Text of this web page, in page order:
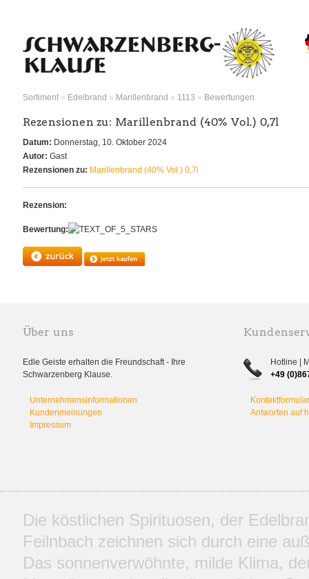
Sortiment » Edelbrand » Marillenbrand » 1113 » Bewertungen
Rezensionen zu: Marillenbrand (40% Vol.) 0,7l
Datum: Donnerstag, 10. Oktober 2024
Autor: Gast
Rezensionen zu: Marillenbrand (40% Vol.) 0,7l
Rezension:
Bewertung:
Über uns
Edle Geiste erhalten die Freundschaft - Ihre
Schwarzenberg Klause.
Unternehmensinformationen
Kundenmeinungen
Impressum
Hotline |
+49
Kontaktformular
Antworten auf
Die köstlichen Spirituosen, der
Feilnbach zeichnen sich durch eine
Das sonnenverwöhnte, milde Klima,